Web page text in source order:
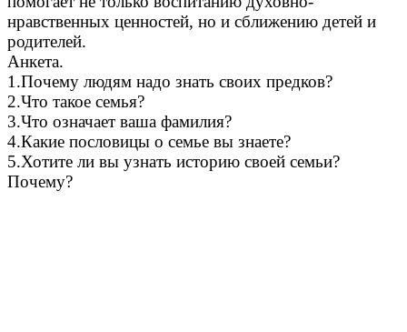
нравственных ценностей, но и сближению детей и
родителей.
Анкета.
1.Почему людям надо знать своих предков?
2.Что такое семья?
3.Что означает ваша фамилия?
4.Какие пословицы о семье вы знаете?
5.Хотите ли вы узнать историю своей семьи?
Почему?